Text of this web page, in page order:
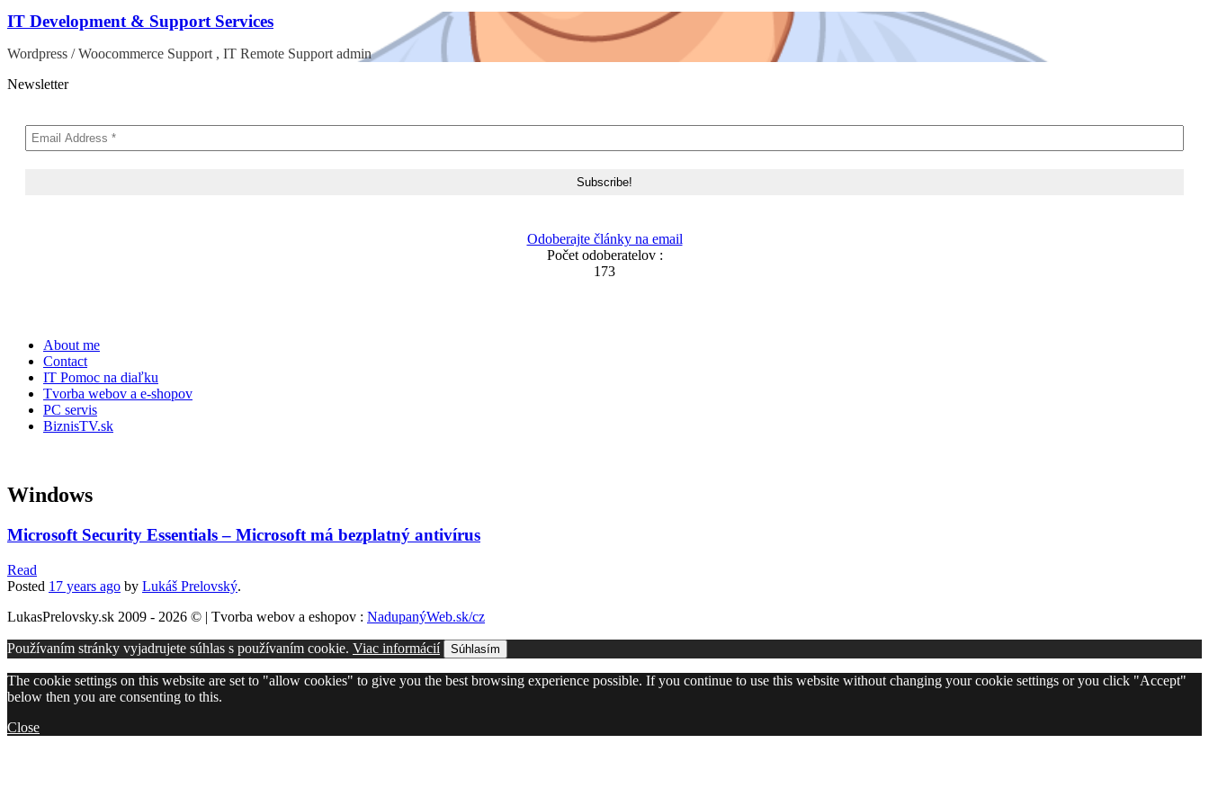
IT Development & Support Services
Wordpress / Woocommerce Support , IT Remote Support admin
Newsletter
Odoberajte články na email
Počet odoberatelov :
173
content
About me
Contact
IT Pomoc na diaľku
Tvorba webov a e-shopov
PC servis
BiznisTV.sk
Windows
Microsoft Security Essentials – Microsoft má bezplatný antivírus
Read
Posted 17 years ago by Lukáš Prelovský.
LukasPrelovsky.sk 2009 - 2026 © | Tvorba webov a eshopov : NadupanýWeb.sk/cz
Používaním stránky vyjadrujete súhlas s používaním cookie. Viac informácií Súhlasím
The cookie settings on this website are set to "allow cookies" to give you the best browsing experience possible. If you continue to use this website without changing your cookie settings or you click "Accept"
below then you are consenting to this.
Close